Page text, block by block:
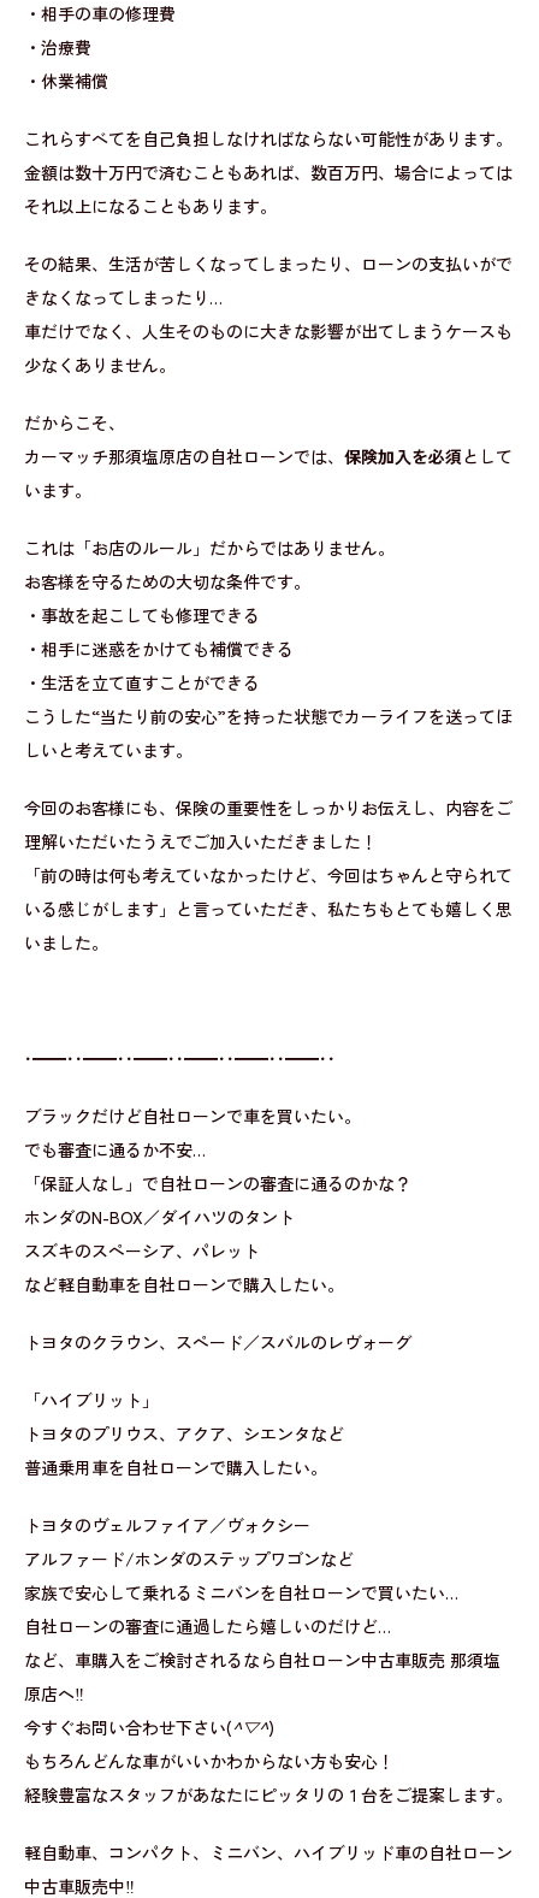
・相手の車の修理費
・治療費
・休業補償
これらすべてを自己負担しなければならない可能性があります。
金額は数十万円で済むこともあれば、数百万円、場合によっては
それ以上になることもあります。
その結果、生活が苦しくなってしまったり、ローンの支払いがで
きなくなってしまったり…
車だけでなく、人生そのものに大きな影響が出てしまうケースも
少なくありません。
だからこそ、
カーマッチ那須塩原店の自社ローンでは、 保険加入を必須として
います。
これは「お店のルール」だからではありません。
お客様を守るための大切な条件です。
・事故を起こしても修理できる
・相手に迷惑をかけても補償できる
・生活を立て直すことができる
こうした“当たり前の安心”を持った状態でカーライフを送ってほ
しいと考えています。
今回のお客様にも、保険の重要性をしっかりお伝えし、内容をご
理解いただいたうえでご加入いただきました！
「前の時は何も考えていなかったけど、今回はちゃんと守られて
いる感じがします」と言っていただき、私たちもとても嬉しく思
いました。
･━━･･━━･･━━･･━━･･━━･･━━･･
ブラックだけど自社ローンで車を買いたい。
でも審査に通るか不安…
「保証人なし」で自社ローンの審査に通るのかな？
ホンダのN-BOX／ダイハツのタント
スズキのスペーシア、パレット
など軽自動車を自社ローンで購入したい。
トヨタのクラウン、スペード／スバルのレヴォーグ
「ハイブリット」
トヨタのプリウス、アクア、シエンタなど
普通乗用車を自社ローンで購入したい。
トヨタのヴェルファイア／ヴォクシー
アルファード/ホンダのステップワゴンなど
家族で安心して乗れるミニバンを自社ローンで買いたい…
自社ローンの審査に通過したら嬉しいのだけど…
など、車購入をご検討されるなら自社ローン中古車販売 那須塩
原店へ‼
今すぐお問い合わせ下さい(^▽^)
もちろんどんな車がいいかわからない方も安心！
経験豊富なスタッフがあなたにピッタリの１台をご提案します。
軽自動車、コンパクト、ミニバン、ハイブリッド車の自社ローン
中古車販売中‼